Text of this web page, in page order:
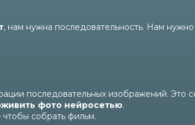
, нам нужна последовательность. Нам
последовательных изображений. Это
фото нейросетью.
собрать фильм.